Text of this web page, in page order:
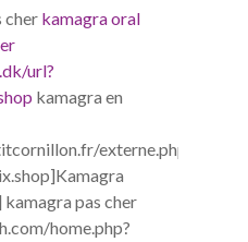
cher kamagra oral
url?
kamagra en
externe.php?
pas cher
home.php?